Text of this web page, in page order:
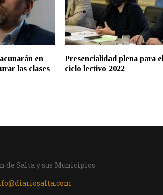
en
las clases
Presencialidad plena para el
ciclo lectivo 2022
Salta y sus Municipios